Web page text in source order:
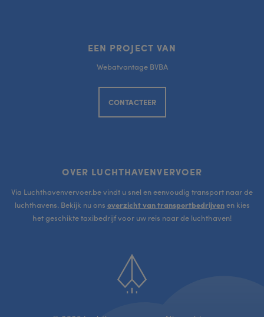
EEN PROJECT VAN
Webatvantage BVBA
CONTACTEER
OVER LUCHTHAVENVERVOER
Via Luchthavenvervoer.be vindt u snel en eenvoudig transport naar de
luchthavens. Bekijk nu ons overzicht van transportbedrijvenen kies
het geschikte taxibedrijf voor uw reis naar de luchthaven!
Scroll
to
top